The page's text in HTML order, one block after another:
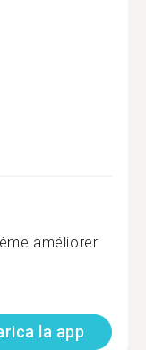
améliorer
la app